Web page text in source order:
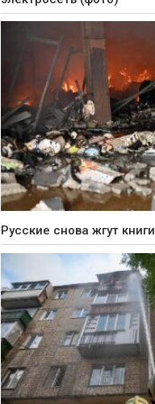
Русские снова жгут